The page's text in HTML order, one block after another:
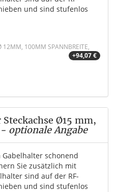
und sind stufenlos
12MM, 100MM SPANNBREITE,
+94,07 €
Ø15 mm,
- optionale Angabe
schonend
Sie zusätzlich mit
sind auf der RF-
und sind stufenlos